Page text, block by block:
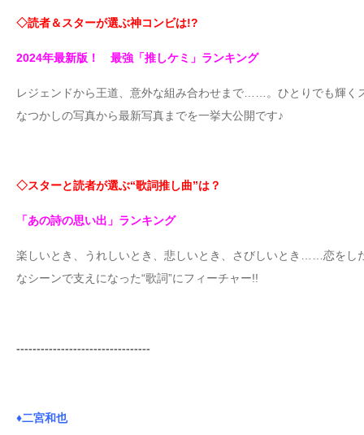
◇読者＆スターが選ぶ神コンビは!?
2024年最新版！ 最強「推しケミ」ランキング
レジェンドから王道、意外な組み合わせまで……。ひとりでも輝
なつかしの写真から最新写真までを一挙大公開です♪
◇スターと読者が選ぶ“歌詞推し曲”は？
「あの詩の思い出」ランキング
楽しいとき、うれしいとき、悲しいとき、さびしいとき……恋をし
なシーンで支えになった“歌詞”にフィーチャー!!
---------------------------------
♦二宮和也